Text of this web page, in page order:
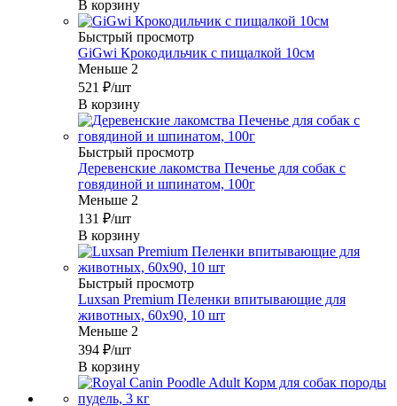
В корзину
Быстрый просмотр
GiGwi Крокодильчик с пищалкой 10см
Меньше 2
521 ₽/шт
В корзину
Быстрый просмотр
Деревенские лакомства Печенье для собак с
говядиной и шпинатом, 100г
Меньше 2
131 ₽/шт
В корзину
Быстрый просмотр
Luxsan Premium Пеленки впитывающие для
животных, 60х90, 10 шт
Меньше 2
394 ₽/шт
В корзину